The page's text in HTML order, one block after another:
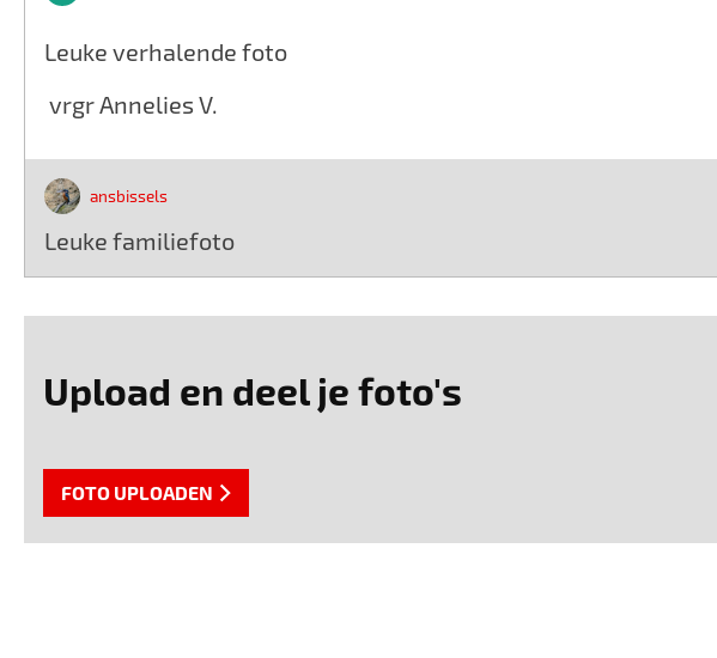
Leuke verhalende foto
vrgr Annelies V.
ansbissels
Leuke familiefoto
Upload en deel je foto's
FOTO UPLOADEN